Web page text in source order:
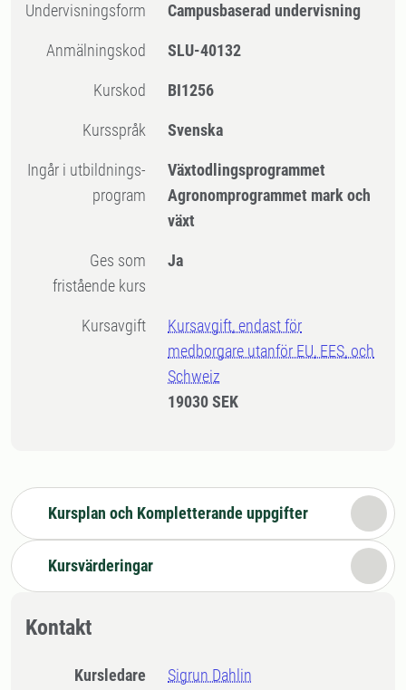
Undervisningsform Campusbaserad undervisning
Anmälningskod SLU-40132
Kurskod BI1256
Kursspråk Svenska
Ingår i utbildnings-
program
Växtodlingsprogrammet
Agronomprogrammet mark och
växt
Ges som
fristående kurs
Ja
Kursavgift
Kursavgift, endast för
medborgare utanför EU, EES, och
Schweiz
19030 SEK
Kursplan och Kompletterande uppgifter
Kursvärderingar
Kontakt
Kursledare Sigrun Dahlin